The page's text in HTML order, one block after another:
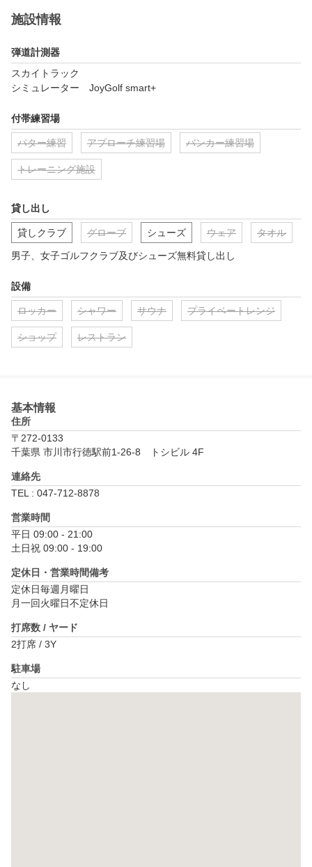
施設情報
弾道計測器
スカイトラック
シミュレーター　JoyGolf smart+
付帯練習場
パター練習 アプローチ練習場 バンカー練習場
トレーニング施設
貸し出し
貸しクラブ グローブ シューズ ウェア タオル
男子、女子ゴルフクラブ及びシューズ無料貸し出し
設備
ロッカー シャワー サウナ プライベートレンジ
ショップ レストラン
基本情報
住所
〒272-0133
千葉県 市川市行徳駅前1-26-8　トシビル 4F
連絡先
TEL : 047-712-8878
営業時間
平日 09:00 - 21:00
土日祝 09:00 - 19:00
定休日・営業時間備考
定休日毎週月曜日
月一回火曜日不定休日
打席数 / ヤード
2打席 / 3Y
駐車場
なし